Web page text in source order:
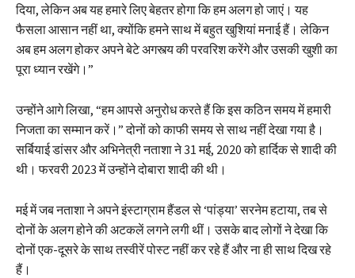
दिया, लेकिन अब यह हमारे लिए बेहतर होगा कि हम अलग हो जाएं। यह
फैसला आसान नहीं था, क्योंकि हमने साथ में बहुत खुशियां मनाई हैं। लेकिन
अब हम अलग होकर अपने बेटे अगस्त्य की परवरिश करेंगे और उसकी खुशी का
पूरा ध्यान रखेंगे।”
उन्होंने आगे लिखा, “हम आपसे अनुरोध करते हैं कि इस कठिन समय में हमारी
निजता का सम्मान करें।” दोनों को काफी समय से साथ नहीं देखा गया है।
सर्बियाई डांसर और अभिनेत्री नताशा ने 31 मई, 2020 को हार्दिक से शादी की
थी। फरवरी 2023 में उन्होंने दोबारा शादी की थी।
मई में जब नताशा ने अपने इंस्टाग्राम हैंडल से ‘पांड्या’ सरनेम हटाया, तब से
दोनों के अलग होने की अटकलें लगने लगी थीं। उसके बाद लोगों ने देखा कि
दोनों एक-दूसरे के साथ तस्वीरें पोस्ट नहीं कर रहे हैं और ना ही साथ दिख रहे
हैं।